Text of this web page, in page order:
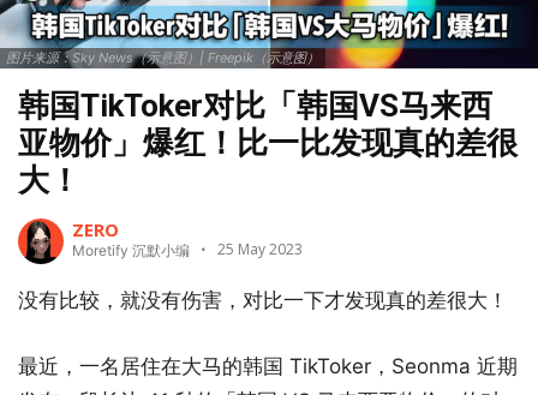
图片来源：Sky News（示意图）| Freepik（示意图）
韩国TikToker对比「韩国VS马来西
亚物价」爆红！比一比发现真的差很
大！
ZERO
Moretify 沉默小编 25 May 2023
没有比较，就没有伤害，对比一下才发现真的差很大！
最近，一名居住在大马的韩国 TikToker，Seonma 近期